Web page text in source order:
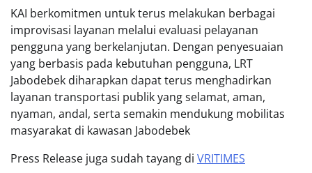
KAI berkomitmen untuk terus melakukan berbagai
improvisasi layanan melalui evaluasi pelayanan
pengguna yang berkelanjutan. Dengan penyesuaian
yang berbasis pada kebutuhan pengguna, LRT
Jabodebek diharapkan dapat terus menghadirkan
layanan transportasi publik yang selamat, aman,
nyaman, andal, serta semakin mendukung mobilitas
masyarakat di kawasan Jabodebek
Press Release juga sudah tayang di VRITIMES